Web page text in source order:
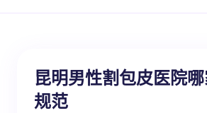
昆明男性割包皮医院
规范